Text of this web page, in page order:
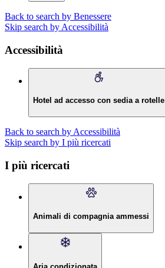
Back to search by Benessere
Skip search by Accessibilità
Accessibilità
Hotel ad accesso con sedia a rotelle
Back to search by Accessibilità
Skip search by I più ricercati
I più ricercati
Animali di compagnia ammessi